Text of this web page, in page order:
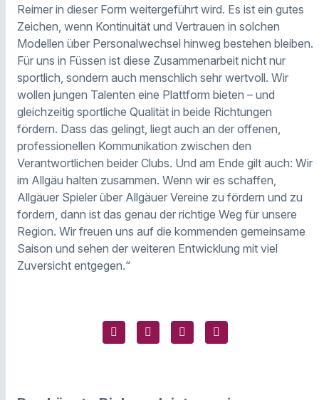
Reimer in dieser Form weitergeführt wird. Es ist ein gutes
Zeichen, wenn Kontinuität und Vertrauen in solchen
Modellen über Personalwechsel hinweg bestehen bleiben.
Für uns in Füssen ist diese Zusammenarbeit nicht nur
sportlich, sondern auch menschlich sehr wertvoll. Wir
wollen jungen Talenten eine Plattform bieten – und
gleichzeitig sportliche Qualität in beide Richtungen
fördern. Dass das gelingt, liegt auch an der offenen,
professionellen Kommunikation zwischen den
Verantwortlichen beider Clubs. Und am Ende gilt auch: Wir
im Allgäu halten zusammen. Wenn wir es schaffen,
Allgäuer Spieler über Allgäuer Vereine zu fördern und zu
fordern, dann ist das genau der richtige Weg für unsere
Region. Wir freuen uns auf die kommenden gemeinsame
Saison und sehen der weiteren Entwicklung mit viel
Zuversicht entgegen.“